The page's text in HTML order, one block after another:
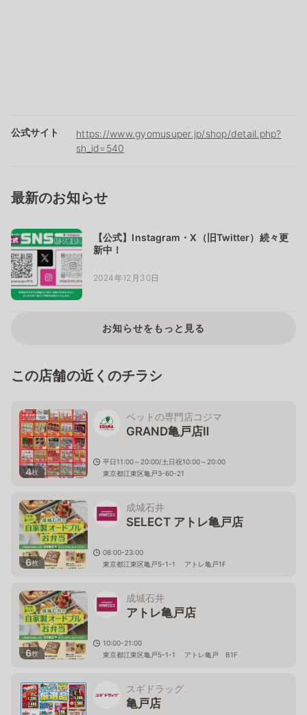
公式サイト
https://www.gyomusuper.jp/shop/detail.php?
sh_id=540
最新のお知らせ
【公式】Instagram・X（旧Twitter）続々更
新中！
2024年12月30日
お知らせをもっと見る
この店舗の近くのチラシ
4枚
ペットの専門店コジマ
GRAND亀戸店Ⅱ
平日11:00～20:00/土日祝10:00～20:00
東京都江東区亀戸3-60-21
6枚
成城石井
SELECT アトレ亀戸店
08:00-23:00
東京都江東区亀戸5-1-1 アトレ亀戸1F
6枚
成城石井
アトレ亀戸店
10:00-21:00
東京都江東区亀戸5-1-1 アトレ亀戸 B1F
スギドラッグ
亀戸店